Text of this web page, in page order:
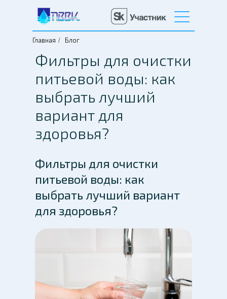
Официальный сайт завода-производителя
Главная / Блог
Фильтры для очистки
питьевой воды: как
выбрать лучший
вариант для
здоровья?
Фильтры для очистки
питьевой воды: как
выбрать лучший вариант
для здоровья?